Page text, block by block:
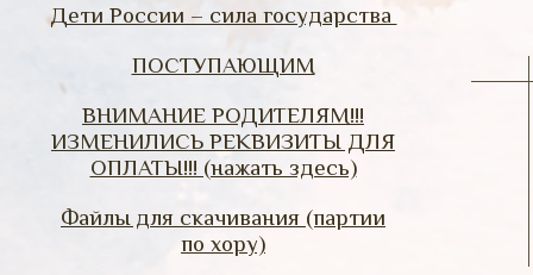
Дети России – сила государства
ПОСТУПАЮЩИМ
ВНИМАНИЕ РОДИТЕЛЯМ!!!
ИЗМЕНИЛИСЬ РЕКВИЗИТЫ ДЛЯ
ОПЛАТЫ!!! (нажать здесь)
Файлы для скачивания (партии
по хору)